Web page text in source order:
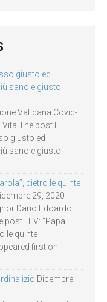
giusto ed
sano e giusto
Vaticana Covid-
The post Il
giusto ed
sano e giusto
dietro le quinte
29, 2020
Dario Edoardo
LEV: “Papa
le quinte
first on
Dicembre